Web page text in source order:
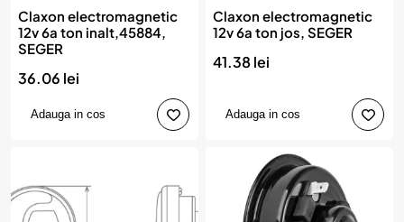
Claxon electromagnetic
12v 6a ton inalt,45884,
SEGER
36.06 lei
Adauga in cos
Claxon electromagnetic
12v 6a ton jos, SEGER
41.38 lei
Adauga in cos